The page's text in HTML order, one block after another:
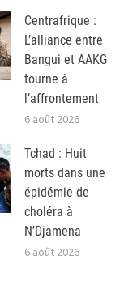
Centrafrique :
L’alliance entre
Bangui et AAKG
tourne à
l’affrontement
6 août 2026
Tchad : Huit
morts dans une
épidémie de
choléra à
N’Djamena
6 août 2026